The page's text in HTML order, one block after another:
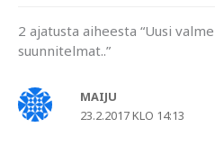
2 ajatusta aiheesta “Uusi
suunnitelmat..”
MAIJU
23.2.2017 KLO 14:13